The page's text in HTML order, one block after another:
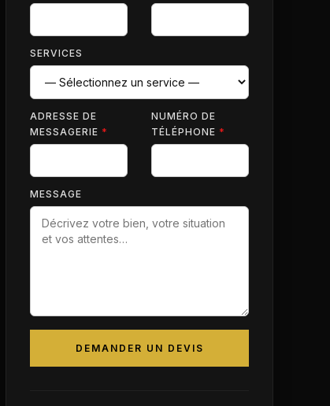
SERVICES
ADRESSE DE
MESSAGERIE *
NUMÉRO DE
TÉLÉPHONE *
MESSAGE
DEMANDER UN DEVIS